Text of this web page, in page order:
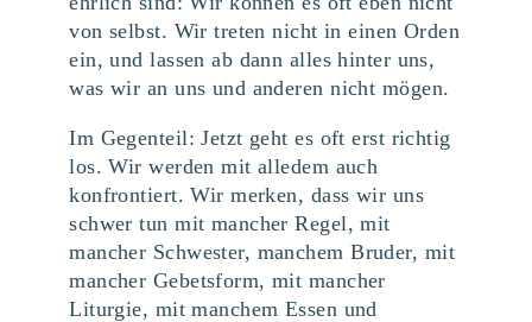
von selbst. Wir treten nicht in einen Orden
ein, und lassen ab dann alles hinter uns,
was wir an uns und anderen nicht mögen.
Im Gegenteil: Jetzt geht es oft erst richtig
los. Wir werden mit alledem auch
konfrontiert. Wir merken, dass wir uns
schwer tun mit mancher Regel, mit
mancher Schwester, manchem Bruder, mit
mancher Gebetsform, mit mancher
Liturgie, mit manchem Essen und